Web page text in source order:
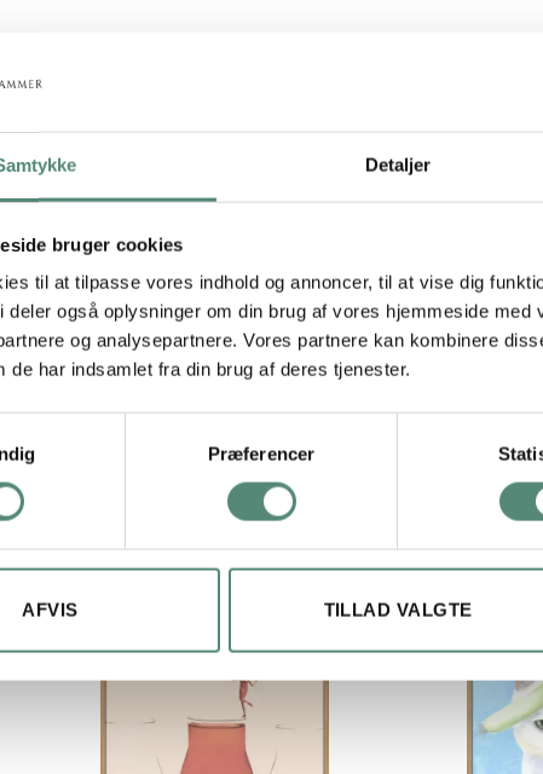
Detaljer
bruger cookies
til at tilpasse vores indhold og annoncer, til at vise dig
deler også oplysninger om din brug af vores hjemmeside med
og analysepartnere. Vores partnere kan kombinere
de har indsamlet fra din brug af deres tjenester.
Præferencer
AFVIS TILLAD VALGTE
af Bijutsu Sekai viser naturens enkelhed med fine grene
farver gør værket ideelt til moderne, nordiske hjem. Motivet
29,7×42 cm, 42×59,4 cm, 50×70 cm